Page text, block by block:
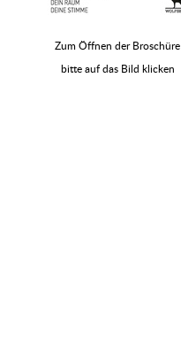
Zum Öffnen der Broschüre
bitte auf das Bild klicken